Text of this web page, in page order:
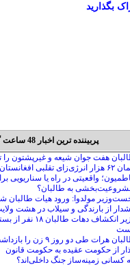
بگذارید
پربیننده ترین اخبار 48 ساعت گذشته